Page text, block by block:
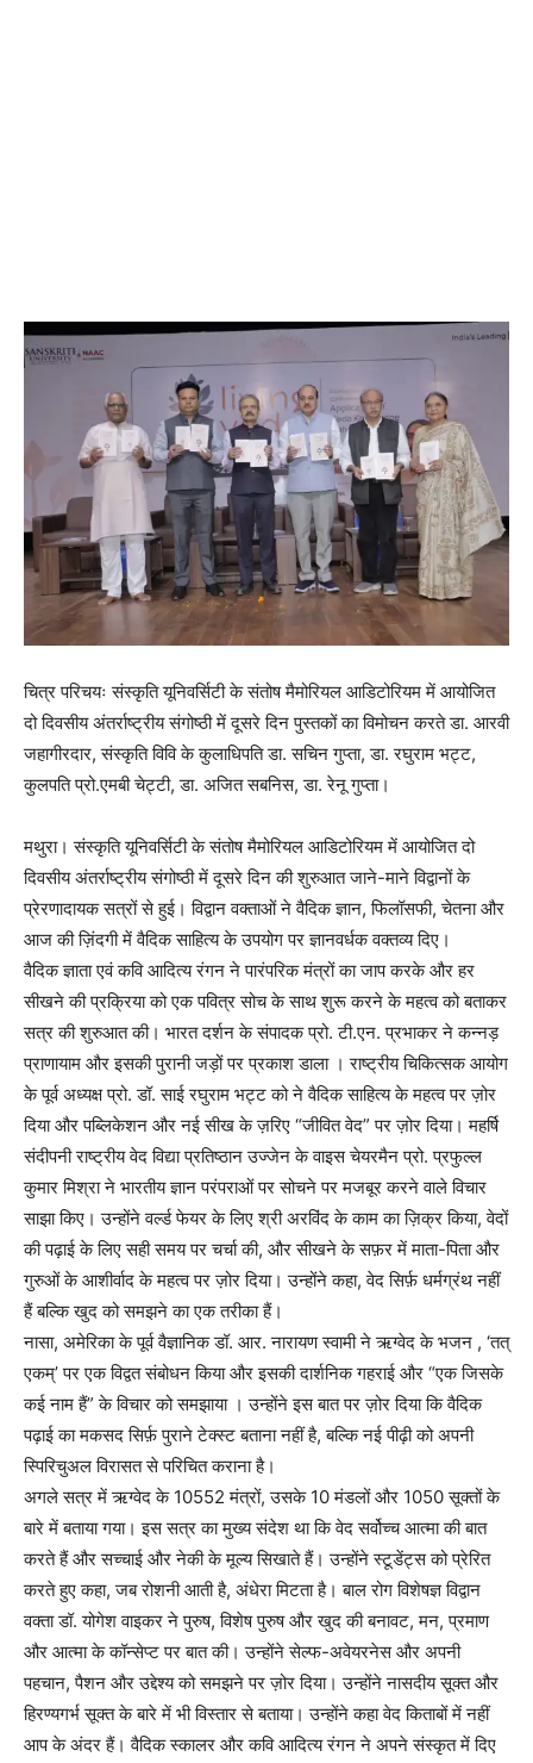
चित्र परिचयः संस्कृति यूनिवर्सिटी के संतोष मैमोरियल आडिटोरियम में आयोजित
दो दिवसीय अंतर्राष्ट्रीय संगोष्ठी में दूसरे दिन पुस्तकों का विमोचन करते डा. आरवी
जहागीरदार, संस्कृति विवि के कुलाधिपति डा. सचिन गुप्ता, डा. रघुराम भट्ट,
कुलपति प्रो.एमबी चेट्टी, डा. अजित सबनिस, डा. रेनू गुप्ता।
मथुरा। संस्कृति यूनिवर्सिटी के संतोष मैमोरियल आडिटोरियम में आयोजित दो
दिवसीय अंतर्राष्ट्रीय संगोष्ठी में दूसरे दिन की शुरुआत जाने-माने विद्वानों के
प्रेरणादायक सत्रों से हुई। विद्वान वक्ताओं ने वैदिक ज्ञान, फिलॉसफी, चेतना और
आज की ज़िंदगी में वैदिक साहित्य के उपयोग पर ज्ञानवर्धक वक्तव्य दिए।
वैदिक ज्ञाता एवं कवि आदित्य रंगन ने पारंपरिक मंत्रों का जाप करके और हर
सीखने की प्रक्रिया को एक पवित्र सोच के साथ शुरू करने के महत्व को बताकर
सत्र की शुरुआत की। भारत दर्शन के संपादक प्रो. टी.एन. प्रभाकर ने कन्नड़
प्राणायाम और इसकी पुरानी जड़ों पर प्रकाश डाला । राष्ट्रीय चिकित्सक आयोग
के पूर्व अध्यक्ष प्रो. डॉ. साई रघुराम भट्ट को ने वैदिक साहित्य के महत्व पर ज़ोर
दिया और पब्लिकेशन और नई सीख के ज़रिए “जीवित वेद” पर ज़ोर दिया। महर्षि
संदीपनी राष्ट्रीय वेद विद्या प्रतिष्ठान उज्जेन के वाइस चेयरमैन प्रो. प्रफुल्ल
कुमार मिश्रा ने भारतीय ज्ञान परंपराओं पर सोचने पर मजबूर करने वाले विचार
साझा किए। उन्होंने वर्ल्ड फेयर के लिए श्री अरविंद के काम का ज़िक्र किया, वेदों
की पढ़ाई के लिए सही समय पर चर्चा की, और सीखने के सफ़र में माता-पिता और
गुरुओं के आशीर्वाद के महत्व पर ज़ोर दिया। उन्होंने कहा, वेद सिर्फ़ धर्मग्रंथ नहीं
हैं बल्कि खुद को समझने का एक तरीका हैं।
नासा, अमेरिका के पूर्व वैज्ञानिक डॉ. आर. नारायण स्वामी ने ऋग्वेद के भजन , ‘तत्
एकम्’ पर एक विद्वत संबोधन किया और इसकी दार्शनिक गहराई और “एक जिसके
कई नाम हैं” के विचार को समझाया । उन्होंने इस बात पर ज़ोर दिया कि वैदिक
पढ़ाई का मकसद सिर्फ़ पुराने टेक्स्ट बताना नहीं है, बल्कि नई पीढ़ी को अपनी
स्पिरिचुअल विरासत से परिचित कराना है।
अगले सत्र में ऋग्वेद के 10552 मंत्रों, उसके 10 मंडलों और 1050 सूक्तों के
बारे में बताया गया। इस सत्र का मुख्य संदेश था कि वेद सर्वोच्च आत्मा की बात
करते हैं और सच्चाई और नेकी के मूल्य सिखाते हैं। उन्होंने स्टूडेंट्स को प्रेरित
करते हुए कहा, जब रोशनी आती है, अंधेरा मिटता है। बाल रोग विशेषज्ञ विद्वान
वक्ता डॉ. योगेश वाइकर ने पुरुष, विशेष पुरुष और खुद की बनावट, मन, प्रमाण
और आत्मा के कॉन्सेप्ट पर बात की। उन्होंने सेल्फ-अवेयरनेस और अपनी
पहचान, पैशन और उद्देश्य को समझने पर ज़ोर दिया। उन्होंने नासदीय सूक्त और
हिरण्यगर्भ सूक्त के बारे में भी विस्तार से बताया। उन्होंने कहा वेद किताबों में नहीं
आप के अंदर हैं। वैदिक स्कालर और कवि आदित्य रंगन ने अपने संस्कृत में दिए